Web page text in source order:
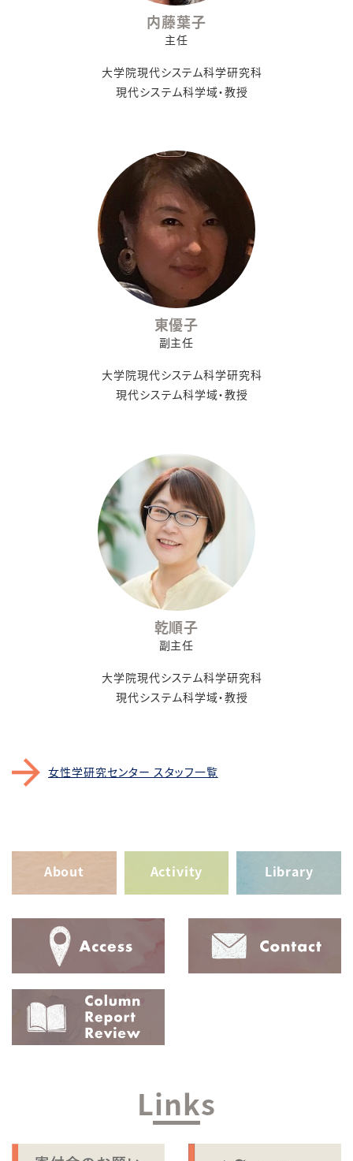
内藤葉子
主任
大学院現代システム科学研究科
現代システム科学域・教授
東優子
副主任
大学院現代システム科学研究科
現代システム科学域・教授
乾順子
副主任
大学院現代システム科学研究科
現代システム科学域・教授
女性学研究センター スタッフ一覧
About Activity Library
Links